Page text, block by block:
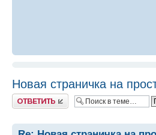
Новая страничка на
Ответить